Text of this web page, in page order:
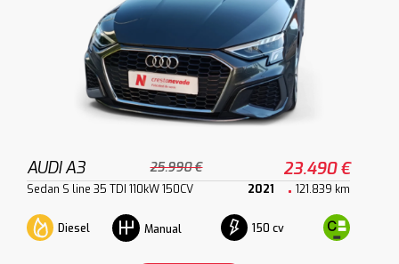
AUDI A3 25.990 € 23.490 €
Sedan S line 35 TDI 110kW 150CV 2021 121.839 km
Diesel Manual 150 cv